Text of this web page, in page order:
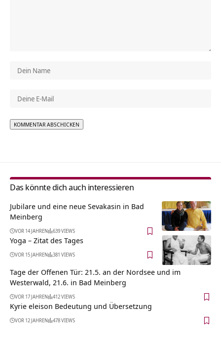
Das könnte dich auch interessieren
Jubilare und eine neue Sevakasin in Bad
Meinberg
VOR 14 JAHREN 639 VIEWS
Yoga – Zitat des Tages
VOR 15 JAHREN 381 VIEWS
Tage der Offenen Tür: 21.5. an der Nordsee und im
Westerwald, 21.6. in Bad Meinberg
VOR 17 JAHREN 412 VIEWS
Kyrie eleison Bedeutung und Übersetzung
VOR 12 JAHREN 478 VIEWS